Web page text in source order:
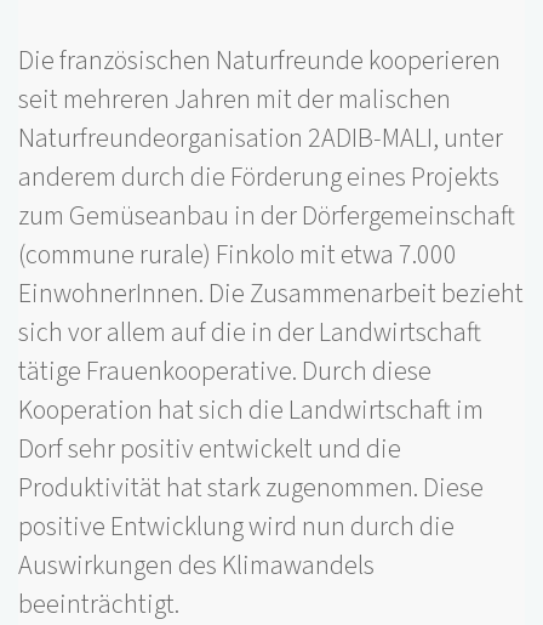
Die französischen Naturfreunde kooperieren
seit mehreren Jahren mit der malischen
Naturfreundeorganisation 2ADIB-MALI, unter
anderem durch die Förderung eines Projekts
zum Gemüseanbau in der Dörfergemeinschaft
(commune rurale) Finkolo mit etwa 7.000
EinwohnerInnen. Die Zusammenarbeit bezieht
sich vor allem auf die in der Landwirtschaft
tätige Frauenkooperative. Durch diese
Kooperation hat sich die Landwirtschaft im
Dorf sehr positiv entwickelt und die
Produktivität hat stark zugenommen. Diese
positive Entwicklung wird nun durch die
Auswirkungen des Klimawandels
beeinträchtigt.